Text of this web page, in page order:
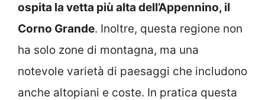
ospita la vetta più alta dell’Appennino, il
Corno Grande. Inoltre, questa regione non
ha solo zone di montagna, ma una
notevole varietà di paesaggi che includono
anche altopiani e coste. In pratica questa